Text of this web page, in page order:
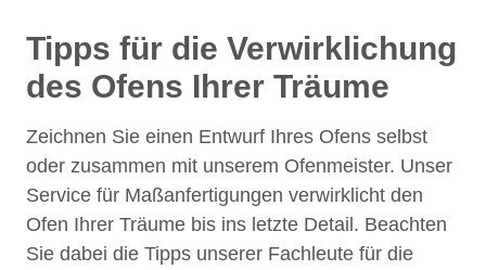
Tipps für die Verwirklichung
des Ofens Ihrer Träume
Zeichnen Sie einen Entwurf Ihres Ofens selbst
oder zusammen mit unserem Ofenmeister. Unser
Service für Maßanfertigungen verwirklicht den
Ofen Ihrer Träume bis ins letzte Detail. Beachten
Sie dabei die Tipps unserer Fachleute für die